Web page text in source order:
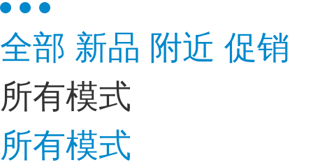
全部 新品 附近 促销
所有模式
所有模式